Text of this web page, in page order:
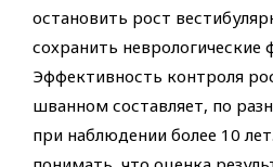
остановить рост
сохранить неврологические
Эффективность контроля
шванном составляет, по
при наблюдении более 10